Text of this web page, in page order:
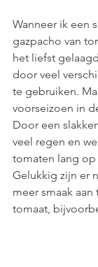
Wanneer ik een
gazpacho van
het liefst
door veel
te gebruiken.
voorseizoen in
Door een
veel regen en
tomaten lang op
Gelukkig zijn er
meer smaak
tomaat,